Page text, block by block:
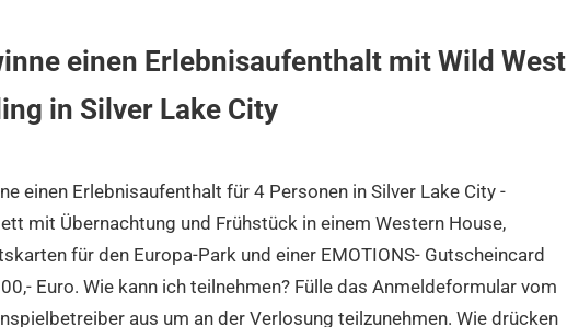
einen Erlebnisaufenthalt mit Wild West
in Silver Lake City
einen Erlebnisaufenthalt für 4 Personen in Silver Lake City -
mit Übernachtung und Frühstück in einem Western House,
für den Europa-Park und einer EMOTIONS- Gutscheincard
Euro. Wie kann ich teilnehmen? Fülle das Anmeldeformular vom
aus um an der Verlosung teilzunehmen. Wie drücken